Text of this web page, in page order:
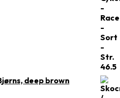
deep brown